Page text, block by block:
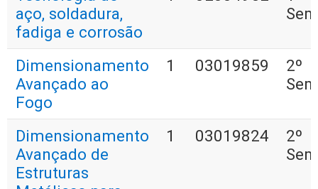
aço, soldadura,
fadiga e corrosão
Dimensionamento
Avançado ao
Fogo
1 03019859
2º
Dimensionamento
Avançado de
Estruturas
1 03019824
2º